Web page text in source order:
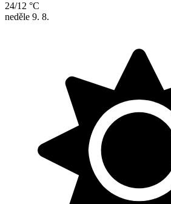
24/12 °C
neděle 9. 8.